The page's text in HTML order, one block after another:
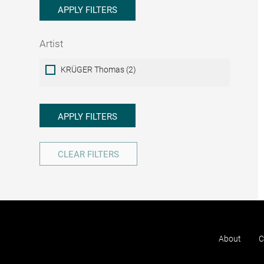
APPLY FILTERS
Artist
ArtistKRÜGER Thomas (2)
APPLY FILTERS
CLEAR FILTERS
About